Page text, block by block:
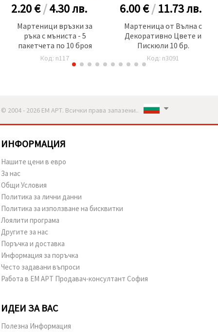
2.20 €/4.30лв.
Мартеници връзки за
ръка с мъниста - 5
пакетчета по 10 броя
Код: n117
6.00 €/11.73лв.
Мартеница от Вълна с
Декоративно Цвете и
Пискюли 10 бр.
Код: n3091
© 2004 - 2026 ЕМ АРТ. Всички права запазени..
ИНФОРМАЦИЯ
Нашите цени в евро
За нас
Общи Условия
Политика за лични данни
Политика за използване на бисквитки
Лоялити програма
Другите за нас
Поръчка и доставка
Информация за поръчка
Често задавани въпроси
Работа в ЕМ АРТ Продавач-консултант София
ИДЕИ ЗА ВАС
Полезна Информация